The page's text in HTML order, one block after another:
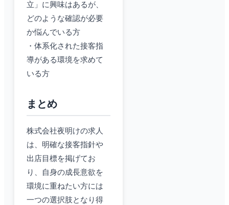
立」に興味はあるが、
どのような確認が必要
か悩んでいる方
・体系化された接客指
導がある環境を求めて
いる方
まとめ
株式会社夜明けの求人
は、明確な接客指針や
出店目標を掲げてお
り、自身の成長意欲を
環境に重ねたい方には
一つの選択肢となり得